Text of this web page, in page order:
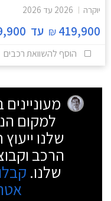
יוקרה 2026 עד 2026
419,900
₪ עד
הוסף להשוואת רכבים
למקום
שלנו
הרכב
שלנו.